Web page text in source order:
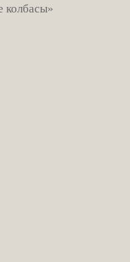
колбасы»